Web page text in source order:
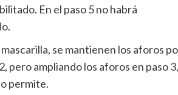
En el paso 5 no habrá
se mantienen los aforos
pero ampliando los aforos en paso 3,
permite.